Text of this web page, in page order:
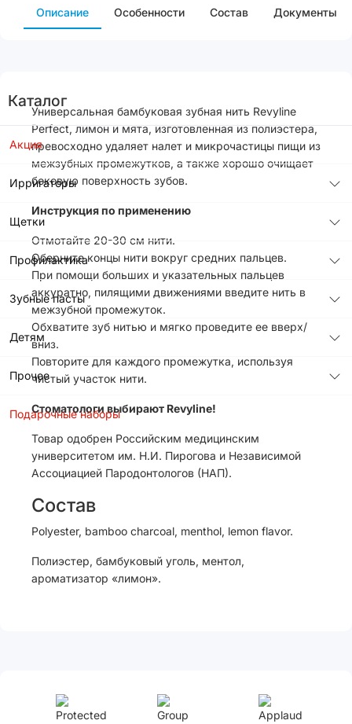
Каталог
Акция
Ирригаторы
Щетки
Профилактика
Зубные пасты
Детям
Прочее
Подарочные наборы
Описание Особенности Cостав Документы
Универсальная бамбуковая зубная нить Revyline
Perfect, лимон и мята, изготовленная из полиэстера,
превосходно удаляет налет и микрочастицы пищи из
межзубных промежутков, а также хорошо очищает
боковую поверхность зубов.
Инструкция по применению
Отмотайте 20-30 см нити.
Оберните концы нити вокруг средних пальцев.
При помощи больших и указательных пальцев
аккуратно, пилящими движениями введите нить в
межзубной промежуток.
Обхватите зуб нитью и мягко проведите ее вверх/
вниз.
Повторите для каждого промежутка, используя
чистый участок нити.
Стоматологи выбирают Revyline!
Товар одобрен Российским медицинским
университетом им. Н.И. Пирогова и Независимой
Ассоциацией Пародонтологов (НАП).
Состав
Polyester, bamboo charcoal, menthol, lemon flavor.
Полиэстер, бамбуковый уголь, ментол,
ароматизатор «лимон».